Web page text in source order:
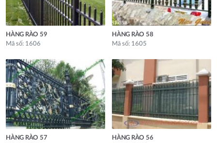
HÀNG RÀO 59
Mã số: 1606
HÀNG RÀO 58
Mã số: 1605
HÀNG RÀO 57
HÀNG RÀO 56